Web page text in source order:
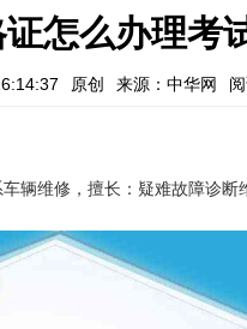
怎么办理考
原创 来源：中华网